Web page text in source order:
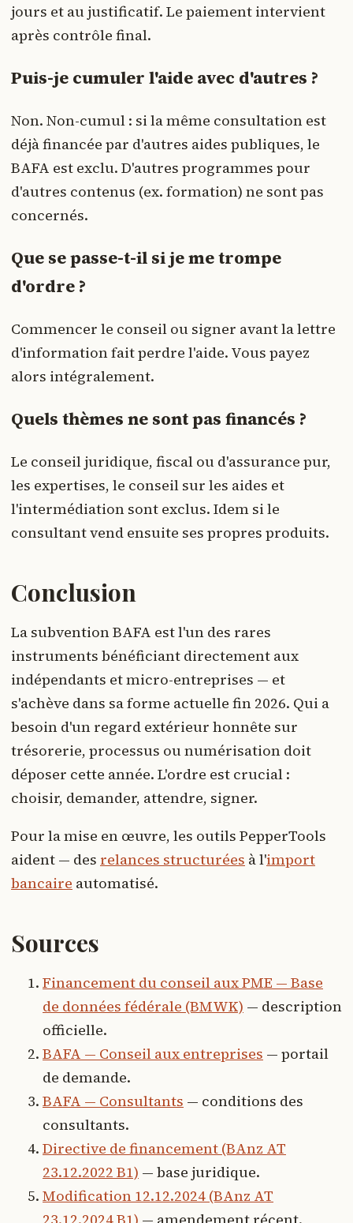
jours et au justificatif. Le paiement intervient
après contrôle final.
Puis-je cumuler l'aide avec d'autres ?
Non. Non-cumul : si la même consultation est
déjà financée par d'autres aides publiques, le
BAFA est exclu. D'autres programmes pour
d'autres contenus (ex. formation) ne sont pas
concernés.
Que se passe-t-il si je me trompe
d'ordre ?
Commencer le conseil ou signer avant la lettre
d'information fait perdre l'aide. Vous payez
alors intégralement.
Quels thèmes ne sont pas financés ?
Le conseil juridique, fiscal ou d'assurance pur,
les expertises, le conseil sur les aides et
l'intermédiation sont exclus. Idem si le
consultant vend ensuite ses propres produits.
Conclusion
La subvention BAFA est l'un des rares
instruments bénéficiant directement aux
indépendants et micro-entreprises — et
s'achève dans sa forme actuelle fin 2026. Qui a
besoin d'un regard extérieur honnête sur
trésorerie, processus ou numérisation doit
déposer cette année. L'ordre est crucial :
choisir, demander, attendre, signer.
Pour la mise en œuvre, les outils PepperTools
aident — des relances structurées à l'import
bancaire automatisé.
Sources
Financement du conseil aux PME — Base
de données fédérale (BMWK) — description
officielle.
BAFA — Conseil aux entreprises — portail
de demande.
BAFA — Consultants — conditions des
consultants.
Directive de financement (BAnz AT
23.12.2022 B1) — base juridique.
Modification 12.12.2024 (BAnz AT